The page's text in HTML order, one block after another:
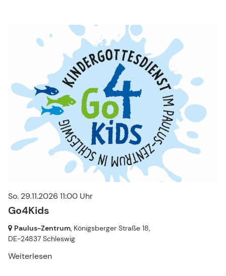
So. 29.11.2026 11:00 Uhr
Go4Kids
Paulus-Zentrum, Königsberger Straße 18,
DE-24837 Schleswig
Weiterlesen